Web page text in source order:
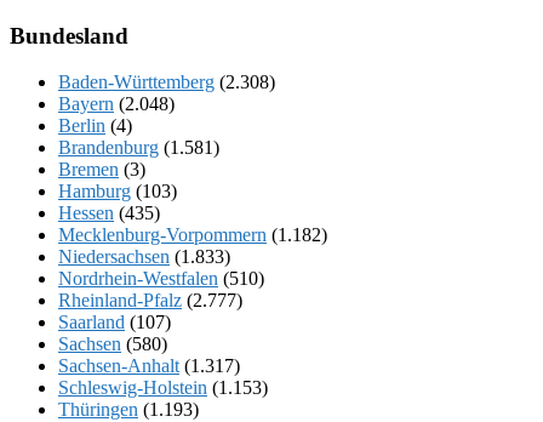
Bundesland
Baden-Württemberg (2.308)
Bayern (2.048)
Berlin (4)
Brandenburg (1.581)
Bremen (3)
Hamburg (103)
Hessen (435)
Mecklenburg-Vorpommern (1.182)
Niedersachsen (1.833)
Nordrhein-Westfalen (510)
Rheinland-Pfalz (2.777)
Saarland (107)
Sachsen (580)
Sachsen-Anhalt (1.317)
Schleswig-Holstein (1.153)
Thüringen (1.193)